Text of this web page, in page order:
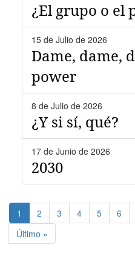
¿El grupo o el
15 de Julio de 2026
Dame, dame,
power
8 de Julio de 2026
¿Y si sí, qué?
17 de Junio de 2026
2030
Paginación
Página
actual
1 Page
2 Page
3 Page
4 Page
5 Page
6
Última
página
Último »